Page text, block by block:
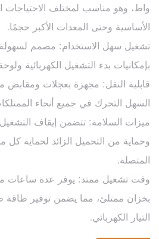
واط، وهو مناسب لمختلف الاحتياجات
الأساسية وحتى المعدات الأكبر حجمًا.
تشغيل سهل الاستخدام: مصمم لسهولة
بإمكانيات بدء التشغيل الكهربائية
قابلية النقل: مجهزة بعجلات ومقابض
السهل التحرك في جميع أنحاء
ميزات السلامة: تتضمن إيقاف
وحماية من التحميل الزائد لحماية كل
المتصلة.
وقت تشغيل ممتد: يوفر عدة ساعات
بخزان ممتلئ، مما يضمن توفير طاقة
التيار الكهربائي.